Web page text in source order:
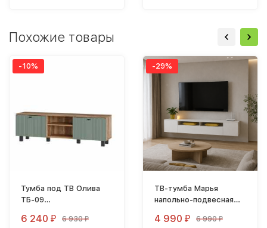
Похожие товары
-10%
Тумба под ТВ Олива
ТБ-09
каньон / мдф MF12
6 240 ₽ 6 930₽
-29%
ТВ-тумба Марья
напольно-подвесная
4 990 ₽ 6 990₽